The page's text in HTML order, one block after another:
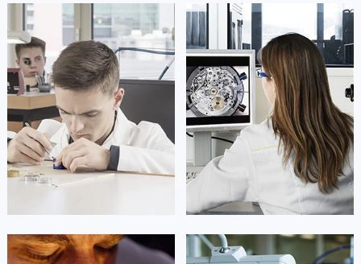
广东省韶关市武江区芙蓉新区与老城中心交汇处帝舵售后服务中心（需提前预约）
广东省深圳市罗湖区深南东路5001号华润大厦17层1701室帝舵售后服务中心（需提前预约）
广东省阳江市江城区东风一路帝舵售后服务中心（需提前预约）
广东省云浮市云城区金山路帝舵售后服务中心（需提前预约）
广东省湛江市赤坎区观海北路帝舵售后服务中心（需提前预约）
广东省肇庆市端州区信安大道与砚都大道交汇处帝舵售后服务中心（需提前预约）
广西壮族自治区百色市右江区中山二路帝舵售后服务中心（需提前预约）
广西壮族自治区北海市海城区北京路帝舵售后服务中心（需提前预约）
凯罗尔·切尔西 达芙妮·克劳迪娅